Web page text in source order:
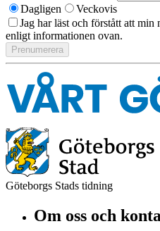
Dagligen
Veckovis
Jag har läst och förstått att
enligt informationen ovan.
Göteborgs Stads tidning
Om oss och